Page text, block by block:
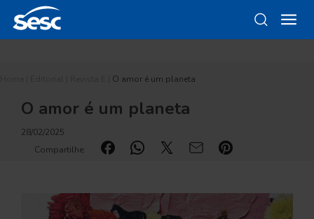
O amor é um planeta
O amor é um planeta
28/02/2025
Compartilhe: